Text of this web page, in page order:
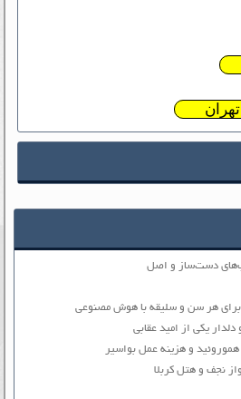
دست‌ساز و اصل
برای هر سن و سلیقه با هوش مصنوعی
یکی از امید عقابی
و هزینه عمل بواسیر
نجف و هتل کربلا